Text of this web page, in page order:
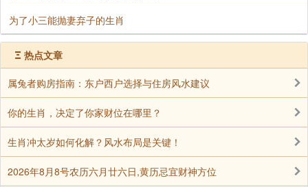
决策。
橘棕色：
充满温暖与活力，像初升的朝阳，能突显出属兔者
内心的热情与活力，使其在人群中脱颖而出。同时，它
也是一种充满亲和力的颜色，可拉近人与人之间的距
离，增强人际关系的和谐，助力属兔者在事业上取得更
好的成绩。
为了小三能抛妻弃子的生肖
Ξ 热点文章
属兔者购房指南：东户西户选择与住房风水建议
你的生肖，决定了你家财位在哪里？
生肖冲太岁如何化解？风水布局是关键！
2026年8月8号农历六月廿六日,黄历忌宜财神方位